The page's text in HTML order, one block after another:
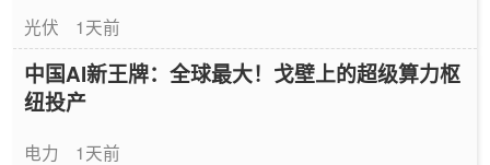
光伏 1天前
中国AI新王牌：全球最大！戈壁上的超级算力枢
纽投产
电力 1天前